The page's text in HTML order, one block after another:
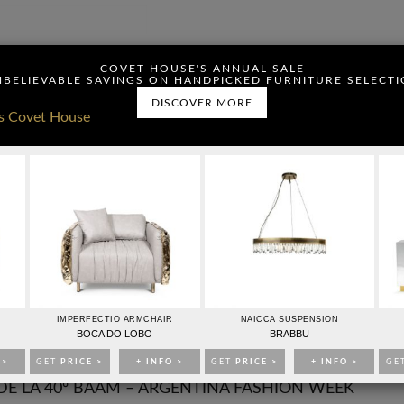
COVET HOUSE'S ANNUAL SALE
SAVINGS ON HANDPICKED FURNITURE
DISCOVER MORE
IMPERFECTIO ARMCHAIR
BOCA DO LOBO
GET PRICE > + INFO >
NAICCA SUSPENSION
BRABBU
GET PRICE > + INFO >
LA 40º BAAM – ARGENTINA FASHION WEEK